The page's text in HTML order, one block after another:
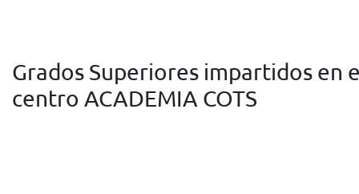
Grados Superiores impartidos en
centro ACADEMIA COTS